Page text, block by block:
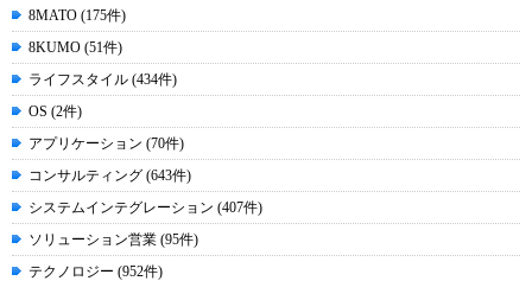
8MATO (175件)
8KUMO (51件)
ライフスタイル (434件)
OS (2件)
アプリケーション (70件)
コンサルティング (643件)
システムインテグレーション (407件)
ソリューション営業 (95件)
テクノロジー (952件)